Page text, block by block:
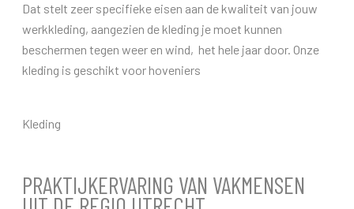
Dat stelt zeer specifieke eisen aan de kwaliteit van jouw
werkkleding, aangezien de kleding je moet kunnen
beschermen tegen weer en wind, het hele jaar door. Onze
kleding is geschikt voor hoveniers
Kleding
PRAKTIJKERVARING VAN VAKMENSEN